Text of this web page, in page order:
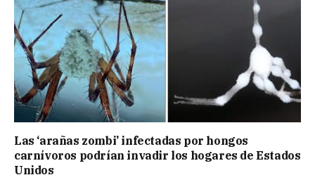
Las ‘arañas zombi’ infectadas por hongos
carnívoros podrían invadir los hogares de Estados
Unidos